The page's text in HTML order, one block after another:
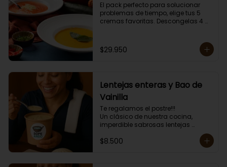
El pack perfecto para solucionar
problemas de tiempo, elige tus 5
cremas favoritas. Descongelas 4
temperatura deseada.
Envase amigable con el ambiente.
$29.950
Lentejas enteras y Bao de
Vainilla
Te regalamos el postre!!!
Un clásico de nuestra cocina,
imperdible sabrosas lentejas
enteritas con carne y arroz mas el
postre un esponjoso Bao de
$8.500